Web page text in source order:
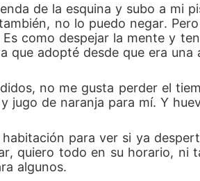
de la esquina y subo a mi
no lo puedo negar.
como despejar la mente y
que adopté desde que era una
no me gusta perder el
jugo de naranja para mí. Y
para ver si ya
quiero todo en su horario,
algunos.